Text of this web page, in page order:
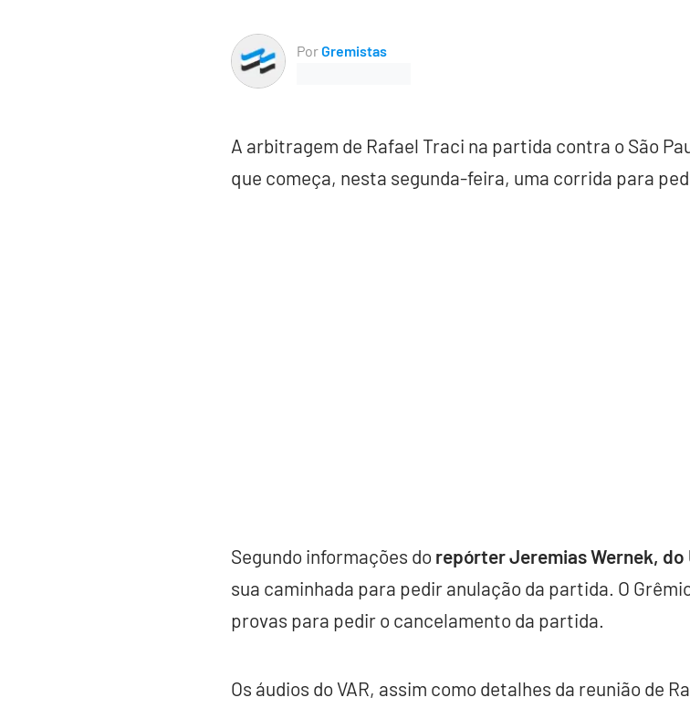
PorGremistas
A arbitragem de Rafael Traci na partida contra o São
que começa, nesta segunda-feira, uma corrida para
Segundo informações do repórter Jeremias Wernek, do
sua caminhada para pedir anulação da partida. O
provas para pedir o cancelamento da partida.
Os áudios do VAR, assim como detalhes da reunião de